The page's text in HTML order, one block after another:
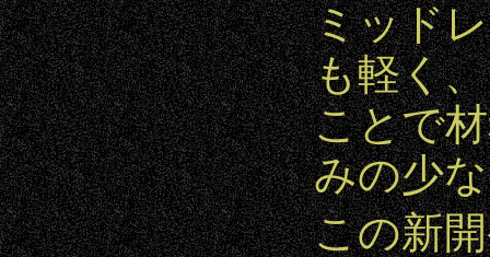
ミッド
も軽く
ことで
みの少
この新